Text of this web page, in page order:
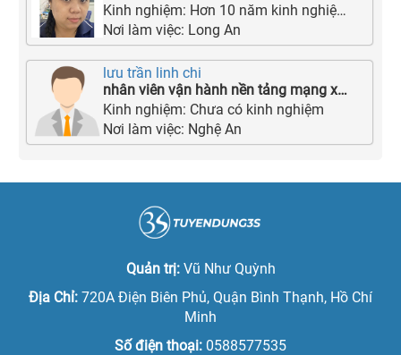
Kinh nghiệm: Hơn 10 năm kinh nghiệm
Nơi làm việc: Long An
lưu trần linh chi
nhân viên vận hành nền tảng mạng xã hội
Kinh nghiệm: Chưa có kinh nghiệm
Nơi làm việc: Nghệ An
Quản trị: Vũ Như Quỳnh
Địa Chỉ: 720A Điện Biên Phủ, Quận Bình Thạnh, Hồ Chí
Minh
Số điện thoại: 0588577535